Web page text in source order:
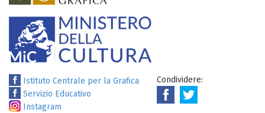
Istituto Centrale per la Grafica
Servizio Educativo
Instagram
Condividere: